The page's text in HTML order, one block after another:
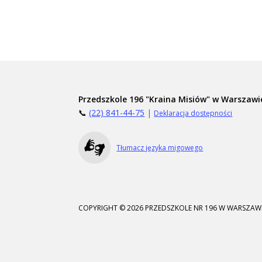
Przedszkole 196 "Kraina Misiów" w
📞(22) 841-44-75 | Deklaracja dostępności
Tłumacz języka migowego
COPYRIGHT © 2026 PRZEDSZKOLE NR 196 W